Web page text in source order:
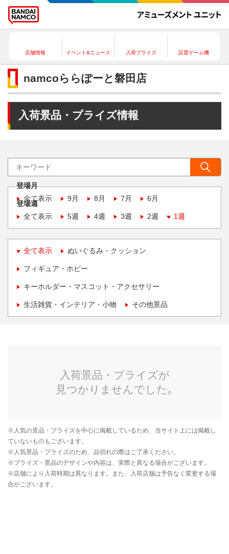
店舗情報 イベント&ニュース 入荷プライズ 設置ゲーム機
namcoららぽーと磐田店
入荷景品・プライズ情報
登場月
全て表示
9月 8月 7月 6月
登場週
全て表示
5週 4週 3週 2週 1週
全て表示 ぬいぐるみ・クッション
フィギュア・ホビー
キーホルダー・マスコット・アクセサリー
生活雑貨・インテリア・小物 その他景品